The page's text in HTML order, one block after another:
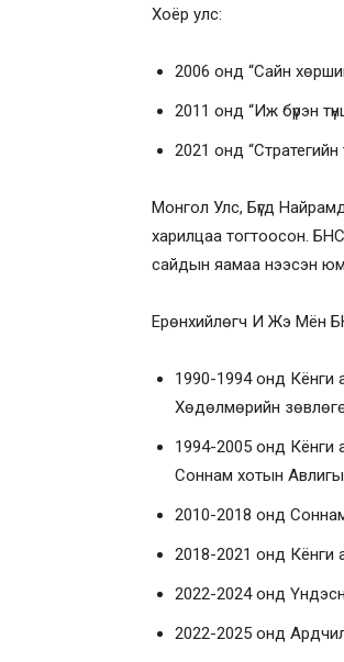
Хоёр улс:
2006 онд “Сайн
2011 онд “Иж бүрэн
2021 онд “Стратегийн
Монгол Улс, Бүгд
харилцаа тогтоосон.
сайдын яамаа нээсэн
Ерөнхийлөгч И Жэ Мён
1990-1994 онд Кёнги
Хөдөлмөрийн
1994-2005 онд Кёнги
Соннам хотын
2010-2018 онд
2018-2021 онд Кёнги
2022-2024 онд
2022-2025 онд